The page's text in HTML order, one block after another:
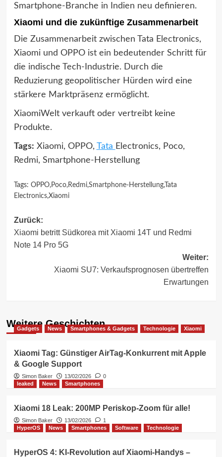
Smartphone-Branche in Indien neu definieren.
Xiaomi und die zukünftige Zusammenarbeit
Die Zusammenarbeit zwischen Tata Electronics,
Xiaomi und OPPO ist ein bedeutender Schritt für
die indische Tech-Industrie. Durch die
Reduzierung geopolitischer Hürden wird eine
stärkere Marktpräsenz ermöglicht.
XiaomiWelt verkauft oder vertreibt keine
Produkte.
Tags: Xiaomi, OPPO, Tata Electronics, Poco,
Redmi, Smartphone-Herstellung
Tags: OPPO,Poco,Redmi,Smartphone-Herstellung,Tata
Electronics,Xiaomi
Beitragsnavigation
Zurück:
Xiaomi betritt Südkorea mit Xiaomi 14T und Redmi
Note 14 Pro 5G
Weiter:
Xiaomi SU7: Verkaufsprognosen übertreffen
Erwartungen
Weitere Geschichten
Gadgets News Smartphones & Gadgets Technologie Xiaomi
Xiaomi Tag: Günstiger AirTag-Konkurrent mit Apple
& Google Support
Simon Baker 13/02/2026
0
leaked
News Smartphones
Xiaomi 18 Leak: 200MP Periskop-Zoom für alle!
Simon Baker 13/02/2026
1
HyperOS
News Smartphones Software Technologie
HyperOS 4: KI-Revolution auf Xiaomi-Handys –